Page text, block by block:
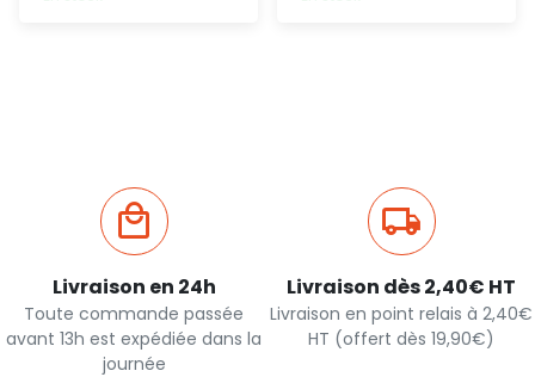
Livraison en 24h
Toute commande passée
avant 13h est expédiée dans la
journée
Livraison dès 2,40€ HT
Livraison en point relais à 2,40€
HT (offert dès 19,90€)